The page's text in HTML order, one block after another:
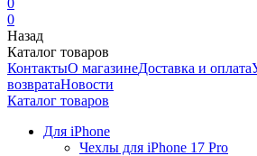
0
0
Назад
Каталог товаров
КонтактыО магазинеДоставка и оплата
возвратаНовости
Каталог товаров
Для iPhone
Чехлы для iPhone 17 Pro